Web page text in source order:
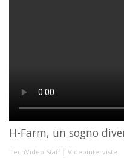
H-Farm, un sogno
TechVideo Staff | Videointerviste